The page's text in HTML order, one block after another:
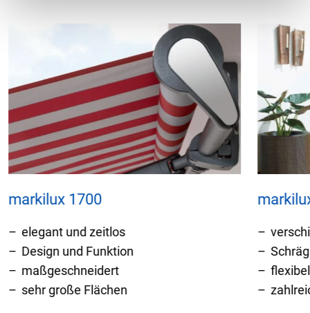
markilux 1700
elegant und zeitlos
Design und Funktion
maßgeschneidert
sehr große Flächen